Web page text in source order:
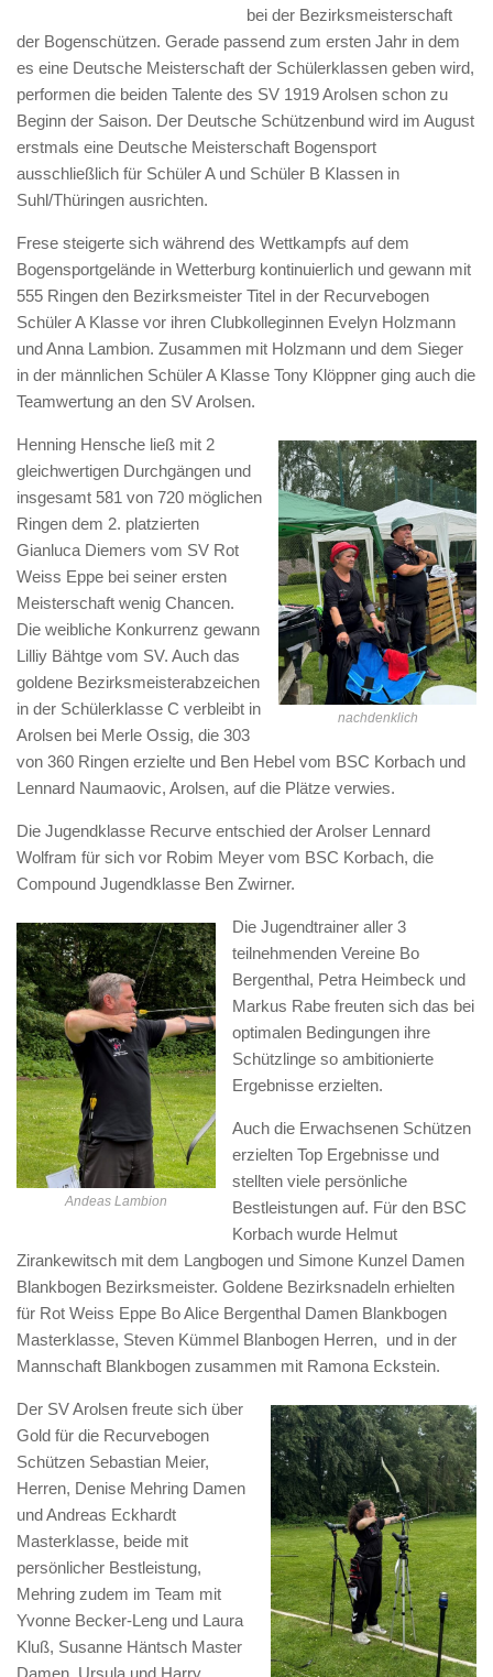
bei der Bezirksmeisterschaft
der Bogenschützen. Gerade passend zum ersten Jahr in dem
es eine Deutsche Meisterschaft der Schülerklassen geben wird,
performen die beiden Talente des SV 1919 Arolsen schon zu
Beginn der Saison. Der Deutsche Schützenbund wird im August
erstmals eine Deutsche Meisterschaft Bogensport
ausschließlich für Schüler A und Schüler B Klassen in
Suhl/Thüringen ausrichten.
Frese steigerte sich während des Wettkampfs auf dem
Bogensportgelände in Wetterburg kontinuierlich und gewann mit
555 Ringen den Bezirksmeister Titel in der Recurvebogen
Schüler A Klasse vor ihren Clubkolleginnen Evelyn Holzmann
und Anna Lambion. Zusammen mit Holzmann und dem Sieger
in der männlichen Schüler A Klasse Tony Klöppner ging auch die
Teamwertung an den SV Arolsen.
nachdenklich
Henning Hensche ließ mit 2
gleichwertigen Durchgängen und
insgesamt 581 von 720 möglichen
Ringen dem 2. platzierten
Gianluca Diemers vom SV Rot
Weiss Eppe bei seiner ersten
Meisterschaft wenig Chancen.
Die weibliche Konkurrenz gewann
Lilliy Bähtge vom SV. Auch das
goldene Bezirksmeisterabzeichen
in der Schülerklasse C verbleibt in
Arolsen bei Merle Ossig, die 303
von 360 Ringen erzielte und Ben Hebel vom BSC Korbach und
Lennard Naumaovic, Arolsen, auf die Plätze verwies.
Die Jugendklasse Recurve entschied der Arolser Lennard
Wolfram für sich vor Robim Meyer vom BSC Korbach, die
Compound Jugendklasse Ben Zwirner.
Andeas Lambion
Die Jugendtrainer aller 3
teilnehmenden Vereine Bo
Bergenthal, Petra Heimbeck und
Markus Rabe freuten sich das bei
optimalen Bedingungen ihre
Schützlinge so ambitionierte
Ergebnisse erzielten.
Auch die Erwachsenen Schützen
erzielten Top Ergebnisse und
stellten viele persönliche
Bestleistungen auf. Für den BSC
Korbach wurde Helmut
Zirankewitsch mit dem Langbogen und Simone Kunzel Damen
Blankbogen Bezirksmeister. Goldene Bezirksnadeln erhielten
für Rot Weiss Eppe Bo Alice Bergenthal Damen Blankbogen
Masterklasse, Steven Kümmel Blanbogen Herren, und in der
Mannschaft Blankbogen zusammen mit Ramona Eckstein.
Der SV Arolsen freute sich über
Gold für die Recurvebogen
Schützen Sebastian Meier,
Herren, Denise Mehring Damen
und Andreas Eckhardt
Masterklasse, beide mit
persönlicher Bestleistung,
Mehring zudem im Team mit
Yvonne Becker-Leng und Laura
Kluß, Susanne Häntsch Master